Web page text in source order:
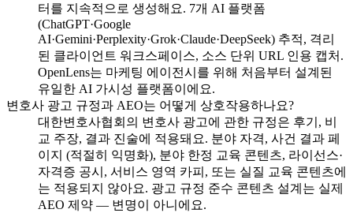
터를 지속적으로 생성해요. 7개 AI 플랫폼
(ChatGPT·Google
AI·Gemini·Perplexity·Grok·Claude·DeepSeek) 추적, 격리
된 클라이언트 워크스페이스, 소스 단위 URL 인용 캡처.
OpenLens는 마케팅 에이전시를 위해 처음부터 설계된
유일한 AI 가시성 플랫폼이에요.
변호사 광고 규정과 AEO는 어떻게 상호작용하나요?
대한변호사협회의 변호사 광고에 관한 규정은 후기, 비
교 주장, 결과 진술에 적용돼요. 분야 자격, 사건 결과 페
이지 (적절히 익명화), 분야 한정 교육 콘텐츠, 라이선스·
자격증 공시, 서비스 영역 카피, 또는 실질 교육 콘텐츠에
는 적용되지 않아요. 광고 규정 준수 콘텐츠 설계는 실제
AEO 제약 — 변명이 아니에요.